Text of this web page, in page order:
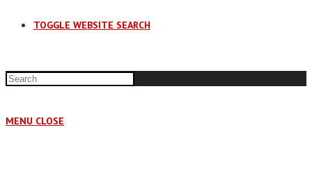
TOGGLE WEBSITE SEARCH
MENU CLOSE